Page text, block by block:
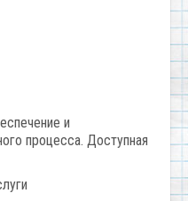
и
процесса. Доступная